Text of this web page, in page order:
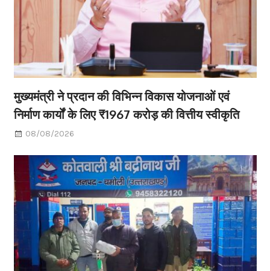
मुख्यमंत्री ने प्रदान की विभिन्न विकास योजनाओं एवं
निर्माण कार्यों के लिए ₹1967 करोड़ की वित्तीय स्वीकृति
08/08/2026